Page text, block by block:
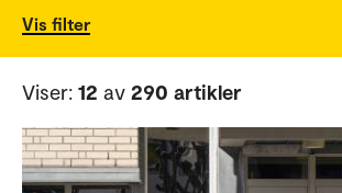
Vis filter
Viser: 12 av 290 artikler